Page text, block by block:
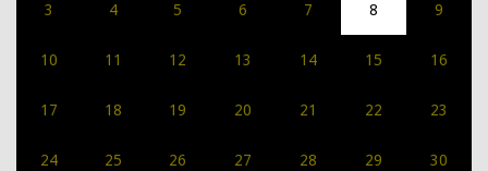
3 4 5 6 7 8 9
10 11 12 13 14 15 16
17 18 19 20 21 22 23
24 25 26 27 28 29 30